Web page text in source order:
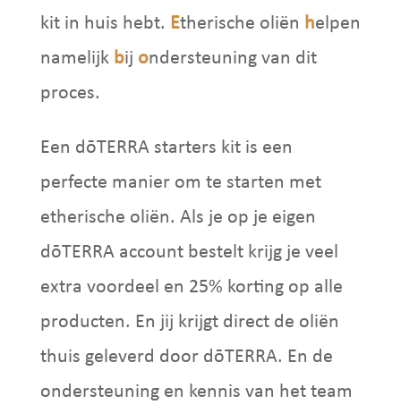
kit in huis hebt. Etherische oliën helpen
namelijk bij ondersteuning van dit
proces.
Een dōTERRA starters kit is een
perfecte manier om te starten met
etherische oliën. Als je op je eigen
dōTERRA account bestelt krijg je veel
extra voordeel en 25% korting op alle
producten. En jij krijgt direct de oliën
thuis geleverd door dōTERRA. En de
ondersteuning en kennis van het team